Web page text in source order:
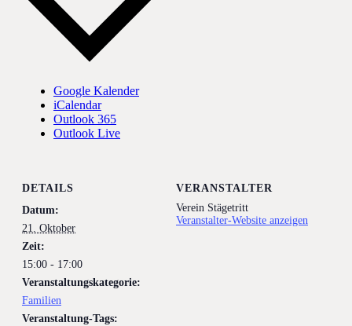
Google Kalender
iCalendar
Outlook 365
Outlook Live
DETAILS
Datum:
21. Oktober
Zeit:
15:00 - 17:00
Veranstaltungskategorie:
Familien
Veranstaltung-Tags:
VERANSTALTER
Verein Stägetritt
Veranstalter-Website anzeigen